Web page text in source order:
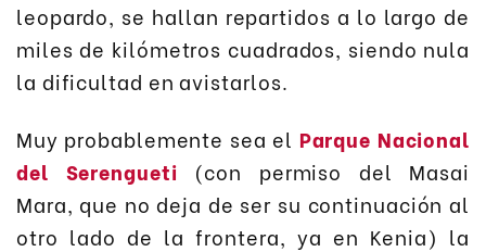
leopardo, se hallan repartidos a lo largo de
miles de kilómetros cuadrados, siendo nula
la dificultad en avistarlos.
Muy probablemente sea el Parque Nacional
del Serengueti (con permiso del Masai
Mara, que no deja de ser su continuación al
otro lado de la frontera, ya en Kenia) la